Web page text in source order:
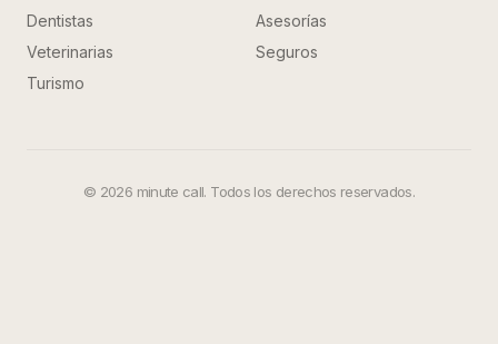
Dentistas
Asesorías
Veterinarias
Seguros
Turismo
© 2026 minute call. Todos los derechos reservados.